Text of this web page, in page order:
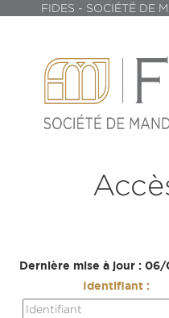
FIDES - SOCIÉTÉ DE
Dernière mise à jour :
Identifiant :